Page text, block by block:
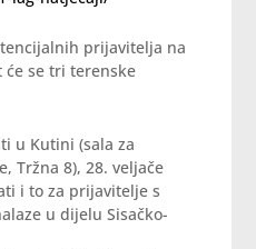
prijavitelja na
će se tri terenske
u Kutini (sala za
Tržna 8), 28. veljače
i to za prijavitelje s
u dijelu Sisačko-